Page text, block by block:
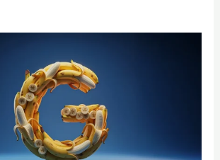
עריכת